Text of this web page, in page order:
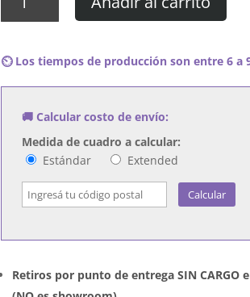
Nipsey
Slauson
Boy,
cantidad
⏲️ Los tiempos de producción son entre 6 a
🚚 Calcular costo de envío:
Medida de cuadro a calcular:
Estándar
Extended
Calcular
Retiros por punto de entrega SIN CARGO